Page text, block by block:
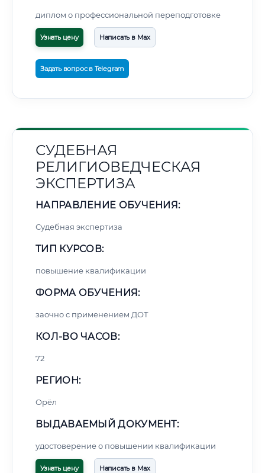
диплом о профессиональной переподготовке
Узнать цену Написать в Max
Задать вопрос в Telegram
СУДЕБНАЯ
РЕЛИГИОВЕДЧЕСКАЯ
ЭКСПЕРТИЗА
НАПРАВЛЕНИЕ ОБУЧЕНИЯ:
Судебная экспертиза
ТИП КУРСОВ:
повышение квалификации
ФОРМА ОБУЧЕНИЯ:
заочно с применением ДОТ
КОЛ-ВО ЧАСОВ:
72
РЕГИОН:
Орёл
ВЫДАВАЕМЫЙ ДОКУМЕНТ:
удостоверение о повышении квалификации
Узнать цену Написать в Max